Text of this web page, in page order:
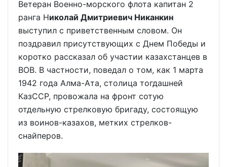
Ветеран Военно-морского флота капитан 2
ранга Николай Дмитриевич Никанкин
выступил с приветственным словом. Он
поздравил присутствующих с Днем Победы и
коротко рассказал об участии казахстанцев в
ВОВ. В частности, поведал о том, как 1 марта
1942 года Алма-Ата, столица тогдашней
КазССР, провожала на фронт сотую
отдельную стрелковую бригаду, состоящую
из воинов-казахов, метких стрелков-
снайперов.